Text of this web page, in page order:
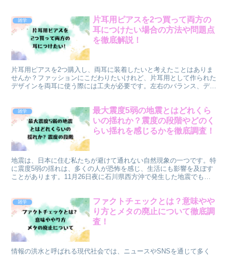
雑学
片耳用ピアスを2つ買って両方の
耳につけたい場合の方法や問題点
を徹底解説！
片耳用ピアスを2つ購入し、両耳に装着したいと考えたことはありま
せんか？ファッションにこだわりたいけれど、片耳用として作られた
デザインを両耳に使う際には工夫が必要です。左右のバランス、デザ
雑学
最大震度5弱の地震とはどれくら
いの揺れか？震度の段階やどのく
らい揺れを感じるかを徹底調査！
地震は、日本に住む私たちが避けて通れない自然現象の一つです。特
に震度5弱の揺れは、多くの人が恐怖を感じ、生活にも影響を及ぼす
ことがあります。11月26日夜に石川県西方沖で発生した地震でも、
雑学
ファクトチェックとは？意味やや
り方とメタの廃止について徹底調
査！
情報の洪水と呼ばれる現代社会では、ニュースやSNSを通じて多く